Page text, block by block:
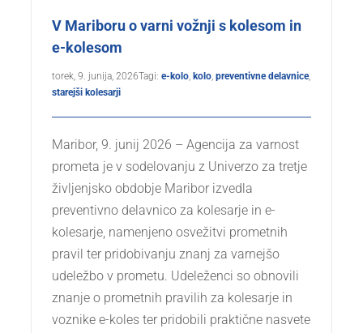
V Mariboru o varni vožnji s kolesom in
e-kolesom
torek, 9. junija, 2026Tagi: e-kolo, kolo, preventivne delavnice,
starejši kolesarji
Maribor, 9. junij 2026 – Agencija za varnost
prometa je v sodelovanju z Univerzo za tretje
življenjsko obdobje Maribor izvedla
preventivno delavnico za kolesarje in e-
kolesarje, namenjeno osvežitvi prometnih
pravil ter pridobivanju znanj za varnejšo
udeležbo v prometu. Udeleženci so obnovili
znanje o prometnih pravilih za kolesarje in
voznike e-koles ter pridobili praktične nasvete